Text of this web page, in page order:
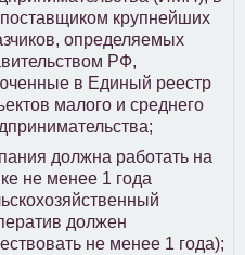
поставщиком крупнейших
определяемых
РФ,
в Единый реестр
малого и среднего
должна работать на
не менее 1 года
должен
не менее 1 года);